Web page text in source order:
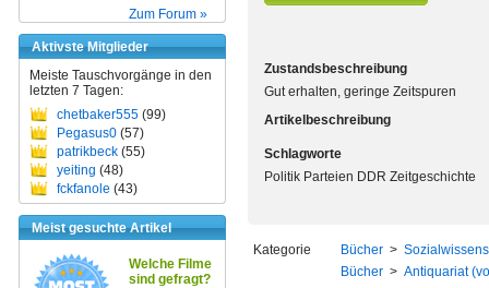
Zum Forum »
Aktivste Mitglieder
Meiste Tauschvorgänge in den
letzten 7 Tagen:
chetbaker555 (99)
Pegasus0 (57)
patrikbeck (55)
yeiting (48)
fckfanole (43)
Meist gesuchte Artikel
Welche Filme
sind gefragt?
Zustandsbeschreibung
Gut erhalten, geringe Zeitspuren
Artikelbeschreibung
Schlagworte
Politik Parteien DDR Zeitgeschichte
Kategorie Bücher >
Bücher > Antiquariat